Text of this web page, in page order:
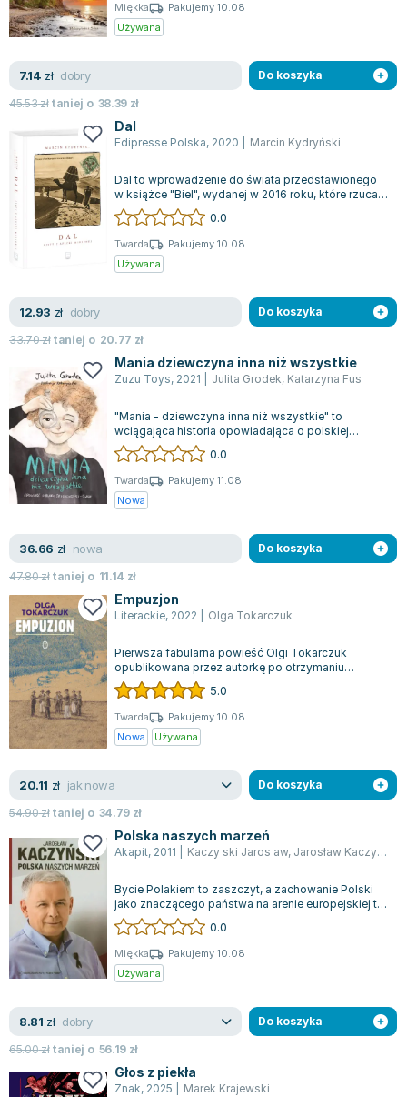
Miękka
Pakujemy 10.08
Używana
7.14 zł dobry
45.53złtaniej o 38.39 zł
Do koszyka
Dal
Edipresse Polska, 2020 Marcin Kydryński
Dal to wprowadzenie do świata przedstawionego
w książce "Biel", wydanej w 2016 roku, które rzuca
światło na dawną Afrykę. Opowieśc...
0.0
Twarda
Pakujemy 10.08
Używana
12.93 zł dobry
33.70złtaniej o 20.77 zł
Do koszyka
Mania dziewczyna inna niż wszystkie
Zuzu Toys, 2021 Julita Grodek, Katarzyna Fus
"Mania - dziewczyna inna niż wszystkie" to
wciągająca historia opowiadająca o polskiej
noblistce, która musiała stawić czoło wielu...
0.0
Twarda
Pakujemy 11.08
Nowa
36.66 zł nowa
47.80złtaniej o 11.14 zł
Do koszyka
Empuzjon
Literackie, 2022 Olga Tokarczuk
Pierwsza fabularna powieść Olgi Tokarczuk
opublikowana przez autorkę po otrzymaniu
Literackiej Nagrody Nobla! Akcja powieści “Empu...
5.0
Twarda
Pakujemy 10.08
Nowa
Używana
20.11 zł jak nowa
54.90złtaniej o 34.79 zł
Do koszyka
Polska naszych marzeń
Akapit, 2011 Kaczy ski Jaros aw, Jarosław Kaczyński
Bycie Polakiem to zaszczyt, a zachowanie Polski
jako znaczącego państwa na arenie europejskiej to
nasz wspólny cel. Dzięki ciężkie...
0.0
Miękka
Pakujemy 10.08
Używana
8.81 zł dobry
65.00złtaniej o 56.19 zł
Do koszyka
Głos z piekła
Znak, 2025 Marek Krajewski